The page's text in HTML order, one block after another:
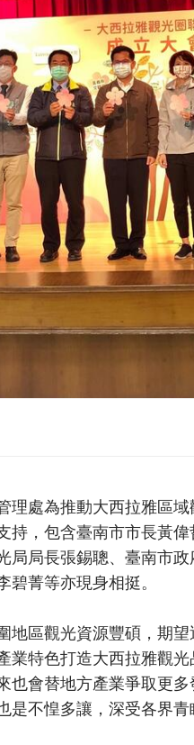
理處為推動大西拉雅區
持，包含臺南市市長黃
局局長張錫聰、臺南市
菁等亦現身相挺。
地區觀光資源豐碩，期
業特色打造大西拉雅觀
也會替地方產業爭取更
不惶多讓，深受各界青